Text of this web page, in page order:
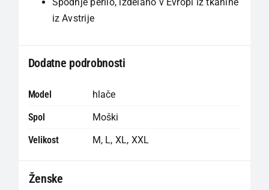
iz Avstrije
Dodatne podrobnosti
Model
hlače
Spol
Moški
Velikost
M, L, XL, XXL
Ženske